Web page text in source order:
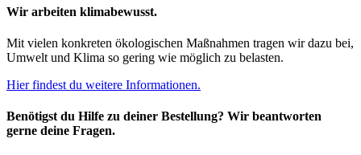
Wir arbeiten klimabewusst.
Mit vielen konkreten ökologischen Maßnahmen tragen wir dazu bei,
Umwelt und Klima so gering wie möglich zu belasten.
Hier findest du weitere Informationen.
Benötigst du Hilfe zu deiner Bestellung? Wir beantworten
gerne deine Fragen.